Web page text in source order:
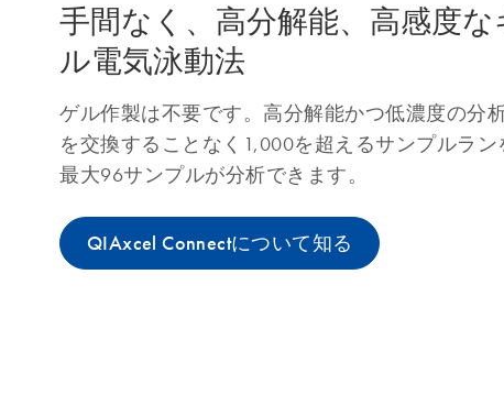
手間なく、高分解能、高感度
ル電気泳動法
ゲル作製は不要です。高分解能かつ低濃度の分
を交換することなく1,000を超えるサンプルラ
最大96サンプルが分析できます。
QIAxcel Connectについて知る